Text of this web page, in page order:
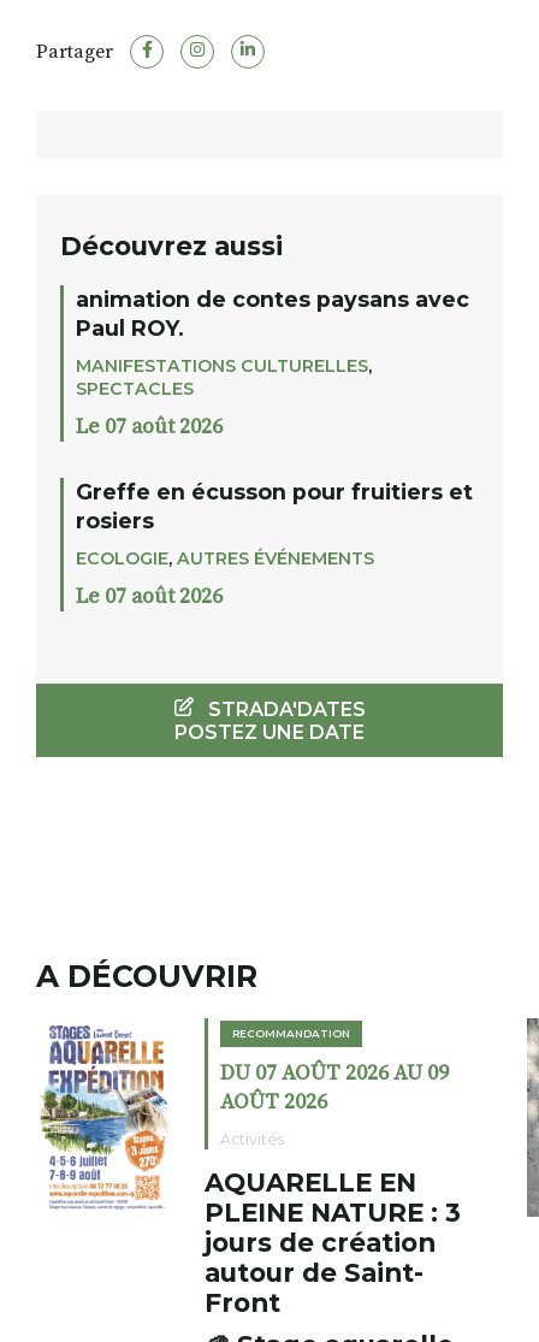
Partager
Découvrez aussi
animation de contes paysans avec
Paul ROY.
MANIFESTATIONS CULTURELLES,
SPECTACLES
Le 07 août 2026
Greffe en écusson pour fruitiers et
rosiers
ECOLOGIE, AUTRES ÉVÉNEMENTS
Le 07 août 2026
STRADA'DATES
POSTEZ UNE DATE
A DÉCOUVRIR
RECOMMANDATION
DU 02 AOÛT 2026 AU 23
AOÛT 2026
Cochon charbon
fumoir
Le Fumoir est une sorte de
cabinet de curiosités. Son
initiateur, Bernard Turle,
s’amuse à donner à voir des